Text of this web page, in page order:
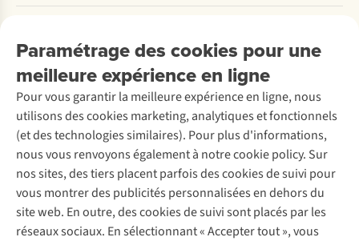
Paramétrage des cookies pour une
meilleure expérience en ligne
Pour vous garantir la meilleure expérience en ligne, nous
utilisons des cookies marketing, analytiques et fonctionnels
(et des technologies similaires). Pour plus d'informations,
nous vous renvoyons également à notre cookie policy. Sur
nos sites, des tiers placent parfois des cookies de suivi pour
vous montrer des publicités personnalisées en dehors du
site web. En outre, des cookies de suivi sont placés par les
réseaux sociaux. En sélectionnant « Accepter tout », vous
Payer
Retourner
Rétractation d'une commande
Entretien & réparations
Garantie
Contactez-nous
Entreprise responsable
À propos d’Ayacucho
Nos magasins
À propos d’A.S.Adventure
Déclaration d'accessibilité
Location / Location sports d’hiver
Seconde-main
Entretien de ski
Service de lavage
Entretien de chaussures
Réparation de chaussures
Réparation de vêtements
Retouches
Pour les entreprises
Découvrez
A.S.Magazine
Explore Camp
Expertise & conseils
Abonnez-vous à la newsletter
Suivez-nous